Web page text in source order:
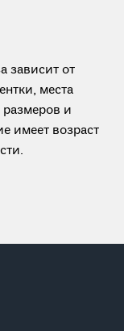
зависит от
места
и